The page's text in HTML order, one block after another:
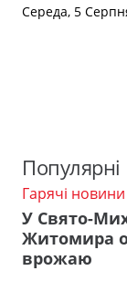
Середа, 5
Гарячі новини
У Свято-
Житомира
врожаю